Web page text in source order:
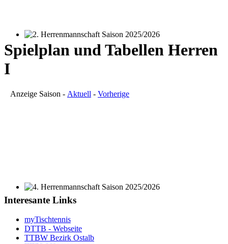
2. Herrenmannschaft Saison 2025/2026
4. Herrenmannschaft Saison 2025/2026
Spielplan und Tabellen Herren
I
Anzeige Saison - Aktuell - Vorherige
Interesante Links
myTischtennis
DTTB - Webseite
TTBW Bezirk Ostalb